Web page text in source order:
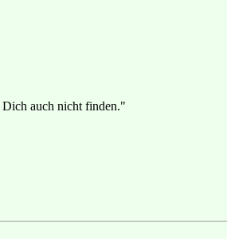
auch nicht finden."